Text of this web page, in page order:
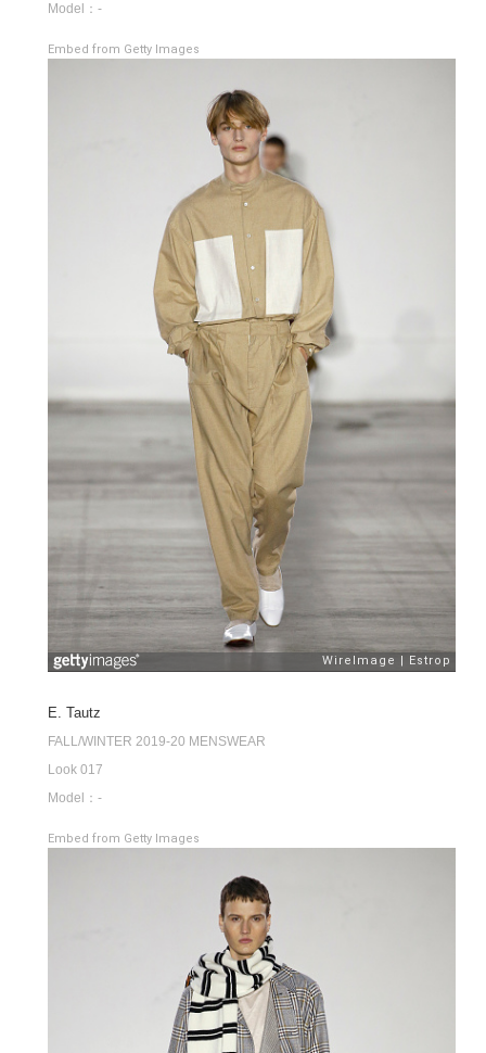
Model：-
Embed from Getty Images
E. Tautz
FALL/WINTER 2019-20 MENSWEAR
Look 017
Model：-
Embed from Getty Images